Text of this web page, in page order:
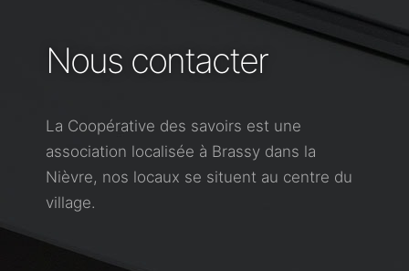
Nous contacter
La Coopérative des savoirs est une
association localisée à Brassy dans la
Nièvre, nos locaux se situent au centre du
village.